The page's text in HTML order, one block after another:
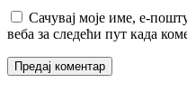
Сачувај моје име, е-
веба за следећи пут када